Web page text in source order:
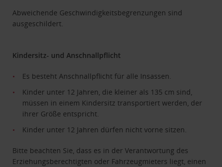
Abweichende Geschwindigkeitsbegrenzungen sind
ausgeschildert.
Kindersitz- und Anschnallpflicht
Es besteht Anschnallpflicht für alle Insassen.
Kinder unter 12 Jahren, die kleiner als 135 cm sind,
müssen in einem Kindersitz transportiert werden, der
ihrer Größe entspricht.
Kinder unter 12 Jahren dürfen nicht vorne sitzen.
Bitte beachten Sie, dass es in der Verantwortung des
Erziehungsberechtigten oder Fahrzeugmieters liegt, einen